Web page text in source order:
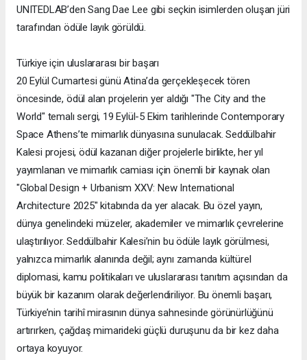
UNITEDLAB’den Sang Dae Lee gibi seçkin isimlerden oluşan jüri
tarafından ödüle layık görüldü.
Türkiye için uluslararası bir başarı
20 Eylül Cumartesi günü Atina’da gerçekleşecek tören
öncesinde, ödül alan projelerin yer aldığı "The City and the
World" temalı sergi, 19 Eylül-5 Ekim tarihlerinde Contemporary
Space Athens’te mimarlık dünyasına sunulacak. Seddülbahir
Kalesi projesi, ödül kazanan diğer projelerle birlikte, her yıl
yayımlanan ve mimarlık camiası için önemli bir kaynak olan
"Global Design + Urbanism XXV: New International
Architecture 2025" kitabında da yer alacak. Bu özel yayın,
dünya genelindeki müzeler, akademiler ve mimarlık çevrelerine
ulaştırılıyor. Seddülbahir Kalesi’nin bu ödüle layık görülmesi,
yalnızca mimarlık alanında değil; aynı zamanda kültürel
diplomasi, kamu politikaları ve uluslararası tanıtım açısından da
büyük bir kazanım olarak değerlendiriliyor. Bu önemli başarı,
Türkiye’nin tarihî mirasının dünya sahnesinde görünürlüğünü
artırırken, çağdaş mimarideki güçlü duruşunu da bir kez daha
ortaya koyuyor.